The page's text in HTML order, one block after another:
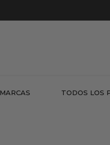
MARCAS TODOS LOS